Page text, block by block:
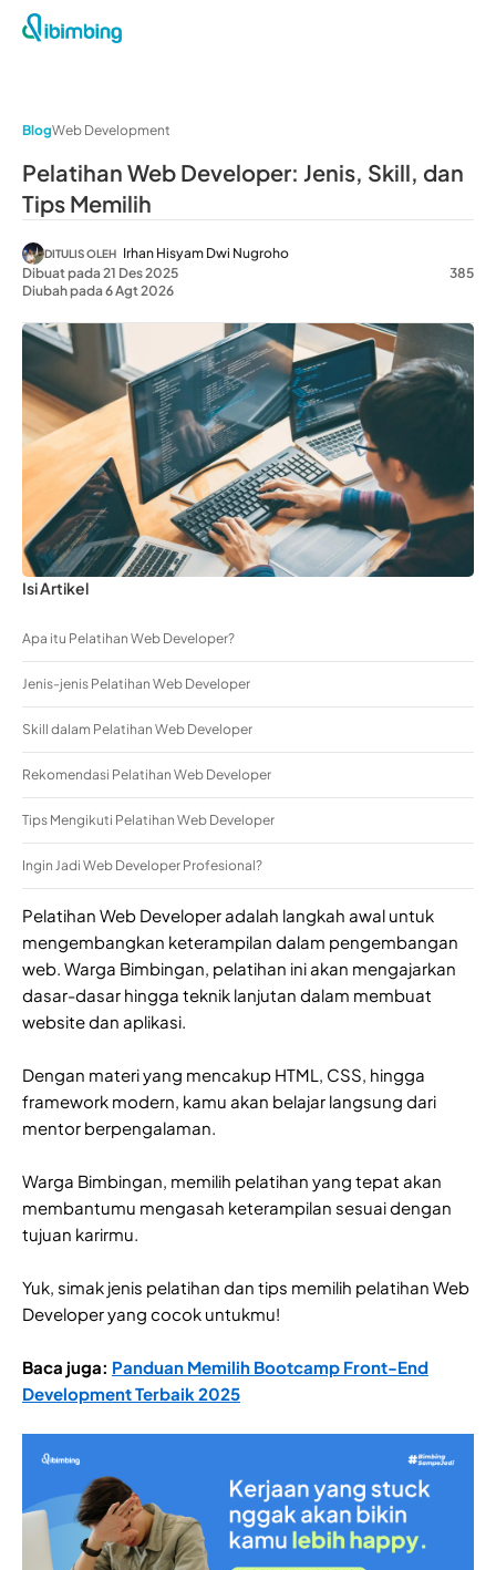
BlogWeb Development
Pelatihan Web Developer: Jenis, Skill, dan
Tips Memilih
DITULIS OLEH Irhan Hisyam Dwi Nugroho
Dibuat pada 21 Des 2025
Diubah pada 6 Agt 2026
385
Isi Artikel
Apa itu Pelatihan Web Developer?
Jenis-jenis Pelatihan Web Developer
Skill dalam Pelatihan Web Developer
Rekomendasi Pelatihan Web Developer
Tips Mengikuti Pelatihan Web Developer
Ingin Jadi Web Developer Profesional?
Pelatihan Web Developer adalah langkah awal untuk
mengembangkan keterampilan dalam pengembangan
web. Warga Bimbingan, pelatihan ini akan mengajarkan
dasar-dasar hingga teknik lanjutan dalam membuat
website dan aplikasi.
Dengan materi yang mencakup HTML, CSS, hingga
framework modern, kamu akan belajar langsung dari
mentor berpengalaman.
Warga Bimbingan, memilih pelatihan yang tepat akan
membantumu mengasah keterampilan sesuai dengan
tujuan karirmu.
Yuk, simak jenis pelatihan dan tips memilih pelatihan Web
Developer yang cocok untukmu!
Baca juga: Panduan Memilih Bootcamp Front-End
Development Terbaik 2025